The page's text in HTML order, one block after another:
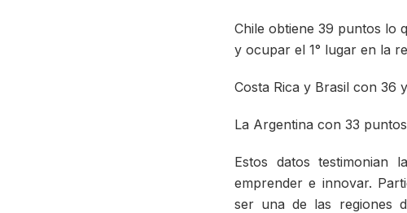
Chile obtiene 39 puntos lo
y ocupar el 1° lugar en la
Costa Rica y Brasil con 36
La Argentina con 33
Estos datos testimonian
emprender e innovar.
ser una de las regiones